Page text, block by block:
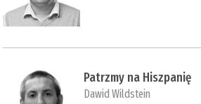
Patrzmy na Hiszpanię
Dawid Wildstein